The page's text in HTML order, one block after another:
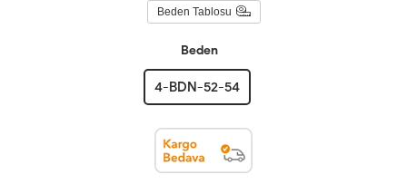
Beden Tablosu
Beden
4-BDN-52-54